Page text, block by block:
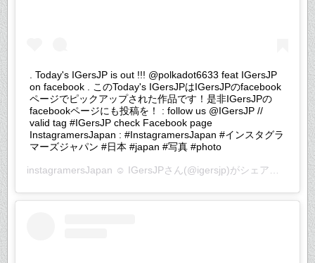
. Today's IGersJP is out !!! @polkadot6633 feat IGersJP
on facebook . このToday's IGersJPはIGersJPのfacebook
ページでピックアップされた作品です！是非IGersJPの
facebookページにも投稿を！ : follow us @IGersJP //
valid tag #IGersJP check Facebook page
InstagramersJapan : #InstagramersJapan #インスタグラ
マーズジャパン #日本 #japan #写真 #photo
instagramersJapan ☺︎ IGersJPさん(@igersjp)がシェアした投稿 –